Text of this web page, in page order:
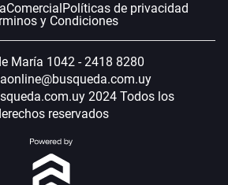
Comercial Políticas de privacidad
y Condiciones
María 1042 - 2418 8280
2024 Todos los
reservados